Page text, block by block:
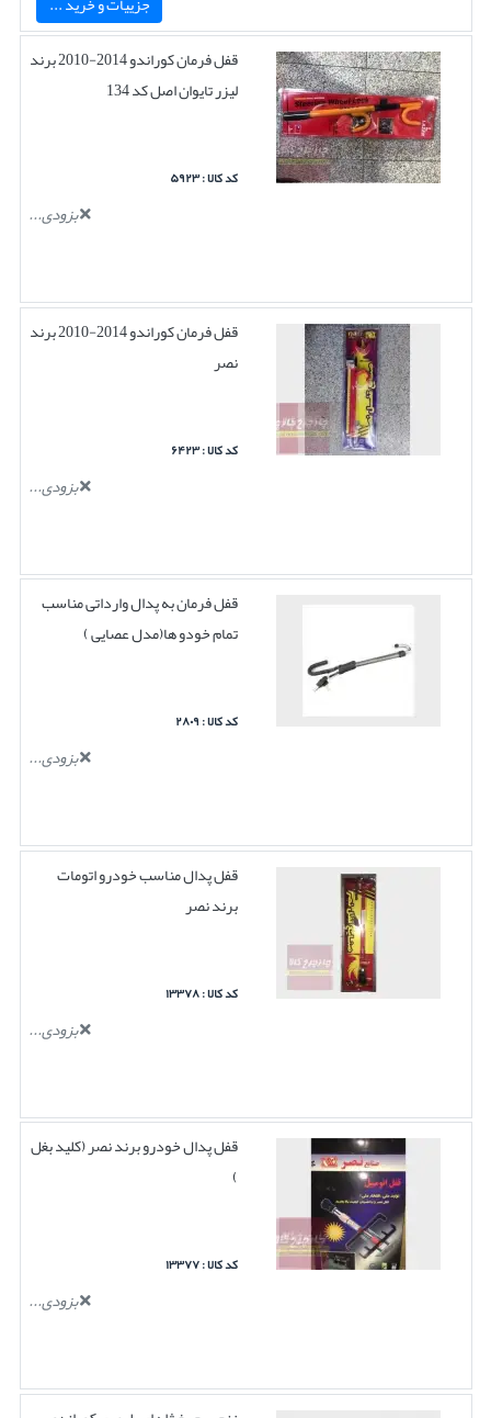
قفل فرمان کوراندو 2014-2010 برند
لیزر تایوان اصل کد 134
کد کالا : ۵۹۲۳
بزودی...
قفل فرمان کوراندو 2014-2010 برند
نصر
کد کالا : ۶۴۲۳
بزودی...
قفل فرمان به پدال وارداتی مناسب
تمام خودو ها(مدل عصایی )
کد کالا : ۲۸۰۹
بزودی...
قفل پدال مناسب خودرو اتومات
برند نصر
کد کالا : ۱۳۳۷۸
بزودی...
قفل پدال خودرو برند نصر (کلید بغل
)
کد کالا : ۱۳۳۷۷
بزودی...